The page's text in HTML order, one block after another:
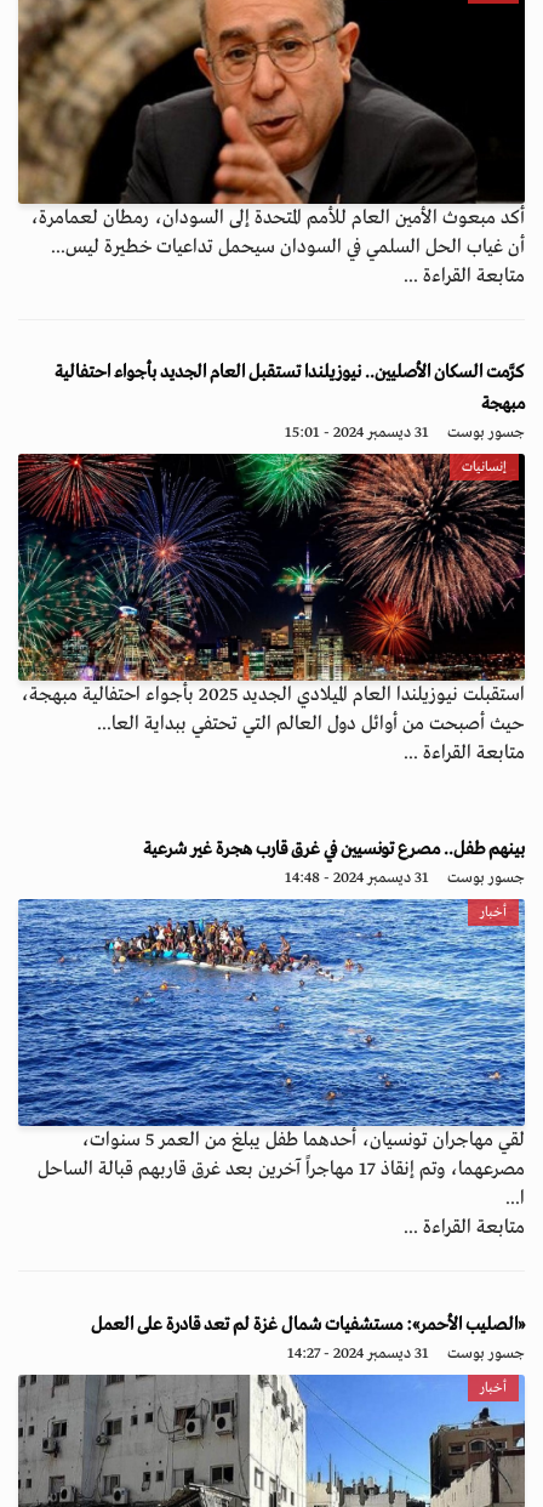
أكد مبعوث الأمين العام للأمم المتحدة إلى السودان، رمطان لعمامرة،
أن غياب الحل السلمي في السودان سيحمل تداعيات خطيرة ليس...
متابعة القراءة ...
كرَّمت السكان الأصليين.. نيوزيلندا تستقبل العام الجديد بأجواء احتفالية
مبهجة
جسور بوست 31 ديسمبر 2024 - 15:01
إنسانيات
استقبلت نيوزيلندا العام الميلادي الجديد 2025 بأجواء احتفالية مبهجة،
حيث أصبحت من أوائل دول العالم التي تحتفي ببداية العا...
متابعة القراءة ...
بينهم طفل.. مصرع تونسيين في غرق قارب هجرة غير شرعية
جسور بوست 31 ديسمبر 2024 - 14:48
أخبار
لقي مهاجران تونسيان، أحدهما طفل يبلغ من العمر 5 سنوات،
مصرعهما، وتم إنقاذ 17 مهاجراً آخرين بعد غرق قاربهم قبالة الساحل
ا...
متابعة القراءة ...
«الصليب الأحمر»: مستشفيات شمال غزة لم تعد قادرة على العمل
جسور بوست 31 ديسمبر 2024 - 14:27
أخبار